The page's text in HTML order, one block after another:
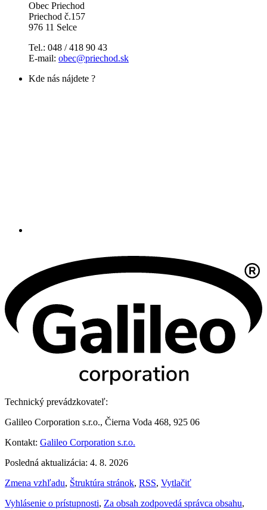
Obec Priechod
Priechod č.157
976 11 Selce
Tel.: 048 / 418 90 43
E-mail: obec@priechod.sk
Kde nás nájdete ?
Technický prevádzkovateľ:
Galileo Corporation s.r.o., Čierna Voda 468, 925 06
Kontakt: Galileo Corporation s.r.o.
Posledná aktualizácia: 4. 8. 2026
Zmena vzhľadu, Štruktúra stránok, RSS, Vytlačiť
Vyhlásenie o prístupnosti, Za obsah zodpovedá správca obsahu,